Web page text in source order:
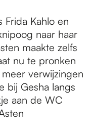
Kahlo en
naar haar
maakte zelfs
nu te pronken
verwijzingen
bij Gesha langs
aan de WC